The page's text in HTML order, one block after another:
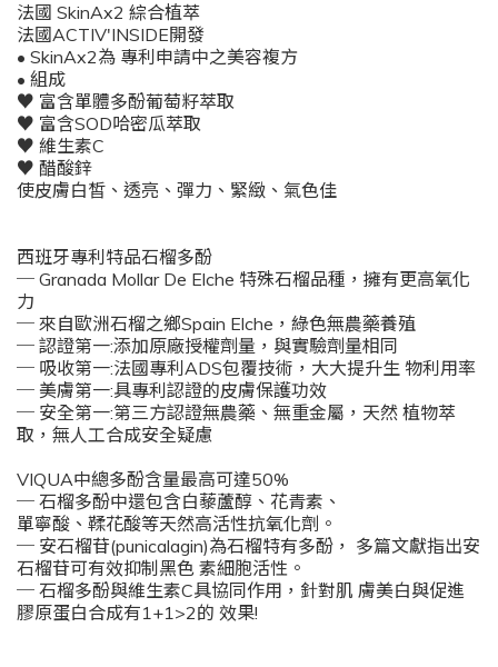
法國 SkinAx2 綜合植萃
法國ACTIV'INSIDE開發
• SkinAx2為 專利申請中之美容複方
• 組成
♥ 富含單體多酚葡萄籽萃取
♥ 富含SOD哈密瓜萃取
♥ 維生素C
♥ 醋酸鋅
使皮膚白皙、透亮、彈力、緊緻、氣色佳
西班牙專利特品石榴多酚
─ Granada Mollar De Elche 特殊石榴品種，擁有更高氧化
力
─ 來自歐洲石榴之鄉Spain Elche，綠色無農藥養殖
─ 認證第一:添加原廠授權劑量，與實驗劑量相同
─ 吸收第一:法國專利ADS包覆技術，大大提升生 物利用率
─ 美膚第一:具專利認證的皮膚保護功效
─ 安全第一:第三方認證無農藥、無重金屬，天然 植物萃
取，無人工合成安全疑慮
VIQUA中總多酚含量最高可達50%
─ 石榴多酚中還包含白藜蘆醇、花青素、
單寧酸、鞣花酸等天然高活性抗氧化劑。
─ 安石榴苷(punicalagin)為石榴特有多酚， 多篇文獻指出安
石榴苷可有效抑制黑色 素細胞活性。
─ 石榴多酚與維生素C具協同作用，針對肌 膚美白與促進
膠原蛋白合成有1+1>2的 效果!